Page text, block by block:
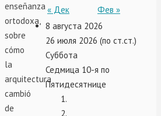
enseñanza
ortodoxa,
sobre
cómo
la
arquitectura
cambió
de
« Дек Фев »
8 августа 2026
26 июля 2026 (по ст.ст.)
Суббота
Седмица 10-я по
Пятидесятнице